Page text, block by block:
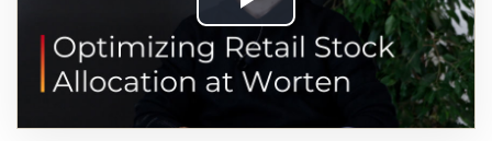
Play
Video